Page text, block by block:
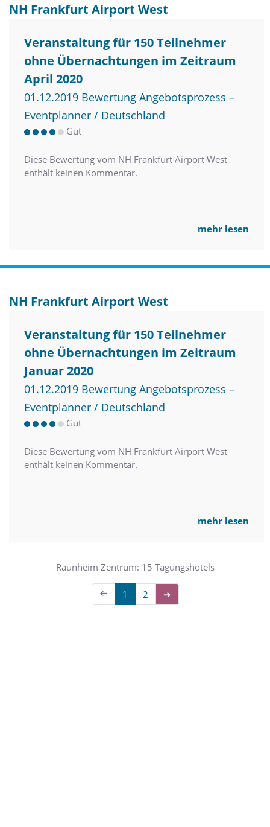
NH Frankfurt Airport West
Veranstaltung für 150 Teilnehmer
ohne Übernachtungen im Zeitraum
April 2020
01.12.2019 Bewertung Angebotsprozess –
Eventplanner / Deutschland
Gut
Diese Bewertung vom NH Frankfurt Airport West
enthält keinen Kommentar.
mehr lesen
NH Frankfurt Airport West
Veranstaltung für 150 Teilnehmer
ohne Übernachtungen im Zeitraum
Januar 2020
01.12.2019 Bewertung Angebotsprozess –
Eventplanner / Deutschland
Gut
Diese Bewertung vom NH Frankfurt Airport West
enthält keinen Kommentar.
mehr lesen
Raunheim Zentrum: 15 Tagungshotels
➔ 1 2 ➔